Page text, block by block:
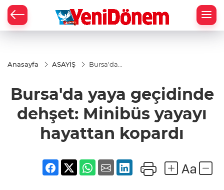
Anasayfa ASAYİŞ
Bursa'da
Minibüs
yayayı
hayattan
kopardı
Bursa'da yaya geçidinde
dehşet: Minibüs yayayı
hayattan kopardı